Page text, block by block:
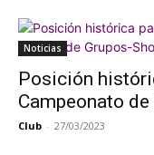
Noticias
Posición
Campeonato
Club - 27/03/2023